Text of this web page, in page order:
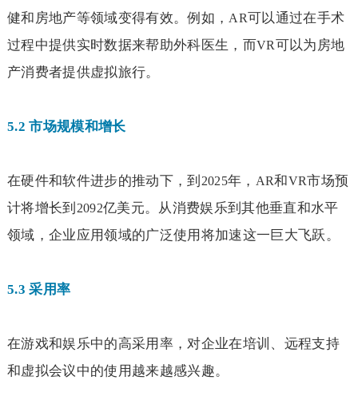
健和房地产等领域变得有效。例如，AR可以通过在手术
过程中提供实时数据来帮助外科医生，而VR可以为房地
产消费者提供虚拟旅行。
5.2市场规模和增长
在硬件和软件进步的推动下，到 2025年， AR和VR市场预
计将增长到 2092亿美元。从消费娱乐到其他垂直和水平
领域，企业应用领域的广泛使用将加速这一巨大飞跃。
5.3采用率
在游戏和娱乐中的高采用率，对企业在培训、远程支持
和虚拟会议中的使用越来越感兴趣。